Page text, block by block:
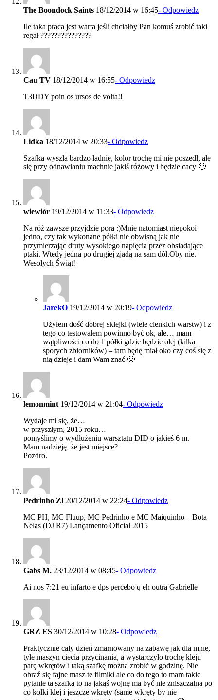
The Boondock Saints 18/12/2014 w 16:45- Odpowiedz
Ile taka praca jest warta jeśli chciałby Pan komuś zrobić taki
regał ???????????????
Cau TV 18/12/2014 w 16:55- Odpowiedz
T3DDY poin os ursos de volta!!
Lidka 18/12/2014 w 20:33- Odpowiedz
Szafka wyszła bardzo ładnie, kolor trochę mi nie poszedł, ale
się przy odnawianiu machnie jakiś różowy i będzie cacy 🙂
wiewiór 19/12/2014 w 11:33- Odpowiedz
Na róż zawsze przyjdzie pora :)Mnie natomiast niepokoi
jedno, czy tak wykonane półki nie obwisną jak nie
przymierzając druty wysokiego napięcia przez obsiadające
ptaki. Wtedy jedna po drugiej zjadą na sam dół.Oby nie.
Wesołych Świąt!
JarekO 19/12/2014 w 20:19- Odpowiedz
Użyłem dość dobrej sklejki (wiele cienkich warstw) i z
tego co testowałem powinno być ok, ale… mam
wątpliwości co do 1 półki gdzie będzie olej (kilka
sporych zbiorników) – tam będę miał oko czy coś się z
nią dzieje i dam Wam znać 🙂
lemonmint 19/12/2014 w 21:04- Odpowiedz
Wydaje mi się, że…
w przyszłym, 2015 roku…
pomyślimy o wydłużeniu warsztatu DID o jakieś 6 m.
Mam nadzieję, że jest miejsce?
Pozdro.
Pedrinho Zl 20/12/2014 w 22:24- Odpowiedz
MC PH, MC Fluup, MC Pedrinho e MC Maiquinho – Bota
Nelas (DJ R7) Lançamento Oficial 2015
Gabs M. 23/12/2014 w 08:45- Odpowiedz
Ai nos 7:21 eu infarto e dps percebo q eh outra Gabrielle
GRZ EŚ 30/12/2014 w 10:28- Odpowiedz
Praktycznie cały dzień zmarnowany na zabawę jak dla mnie,
tyle maszyn ciecia przycinania, a wystarczyło trochę kleju
parę wkrętów i taką szafkę można zrobić w godzinę. Nie
obraź się fajne masz te filmiki ale co do tego to mam takie
pytanie ta szafka to na jakąś wojnę ma być nie zniszczalna po
co kołki klej i jeszcze wkręty (same wkręty by nie